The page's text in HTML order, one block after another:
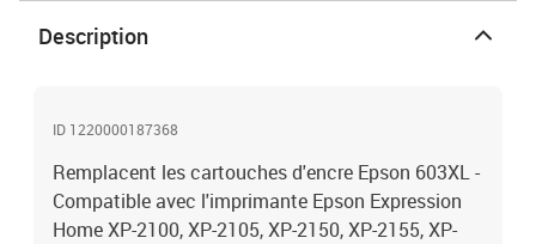
Description
ID 1220000187368
Remplacent les cartouches d'encre Epson 603XL -
Compatible avec l'imprimante Epson Expression
Home XP-2100, XP-2105, XP-2150, XP-2155, XP-